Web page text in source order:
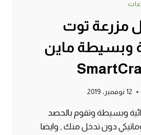
مزرعة توت
وبسيطة ماين
12 نوفمبر، 2019
وبسيطة وتقوم بالحصد
دون تدخل منك , وايضا